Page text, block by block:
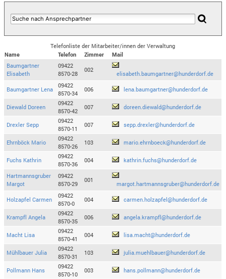
Telefonliste der Mitarbeiter/innen der Verwaltung
Name
Telefon Zimmer
Mail
Baumgartner
Elisabeth
09422
8570-28
002
elisabeth.baumgartner@hunderdorf.de
Baumgartner Lena
09422
8570-34
006 lena.baumgartner@hunderdorf.de
Diewald Doreen
09422
8570-42
007 doreen.diewald@hunderdorf.de
Drexler Sepp
09422
8570-11
007 sepp.drexler@hunderdorf.de
Ehrnböck Mario
09422
8570-26
103 mario.ehrnboeck@hunderdorf.de
Fuchs Kathrin
09422
8570-36
004 kathrin.fuchs@hunderdorf.de
Hartmannsgruber
Margot
09422
8570-29
001
margot.hartmannsgruber@hunderdorf.de
Holzapfel Carmen
09422
8570-0
004 carmen.holzapfel@hunderdorf.de
Krampfl Angela
09422
8570-35
006 angela.krampfl@hunderdorf.de
Macht Lisa
09422
8570-41
004 lisa.macht@hunderdorf.de
Mühlbauer Julia
09422
8570-31
103 julia.muehlbauer@hunderdorf.de
Pollmann Hans
09422
8570-10
003 hans.pollmann@hunderdorf.de